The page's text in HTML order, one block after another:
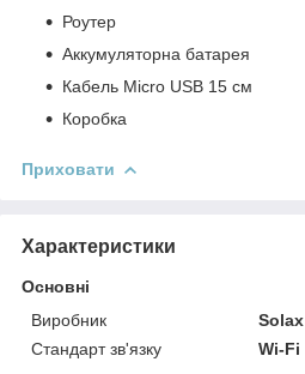
Роутер
Аккумуляторна батарея
Кабель Micro USB 15 см
Коробка
Приховати
Характеристики
Основні
Виробник
Solax
Стандарт зв'язку
Wi-Fi